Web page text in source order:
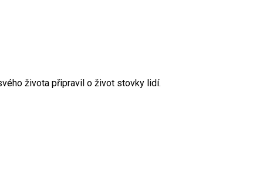
života připravil o život stovky lidí.